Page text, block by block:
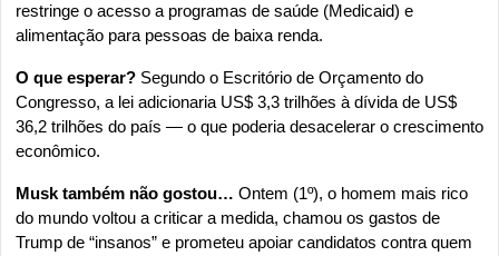
restringe o acesso a programas de saúde (Medicaid) e
alimentação para pessoas de baixa renda.
O que esperar? Segundo o Escritório de Orçamento do
Congresso, a lei adicionaria US$ 3,3 trilhões à dívida de US$
36,2 trilhões do país — o que poderia desacelerar o crescimento
econômico.
Musk também não gostou… Ontem (1º), o homem mais rico
do mundo voltou a criticar a medida, chamou os gastos de
Trump de “insanos” e prometeu apoiar candidatos contra quem